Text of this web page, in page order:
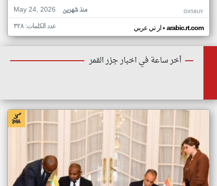
May 24, 2026
منذ شهرين OX58UY
ار تي عربي• arabic.rt.com عدد الكلمات: ٣٢٨
أخر ساعة في اخبار جزر القمر